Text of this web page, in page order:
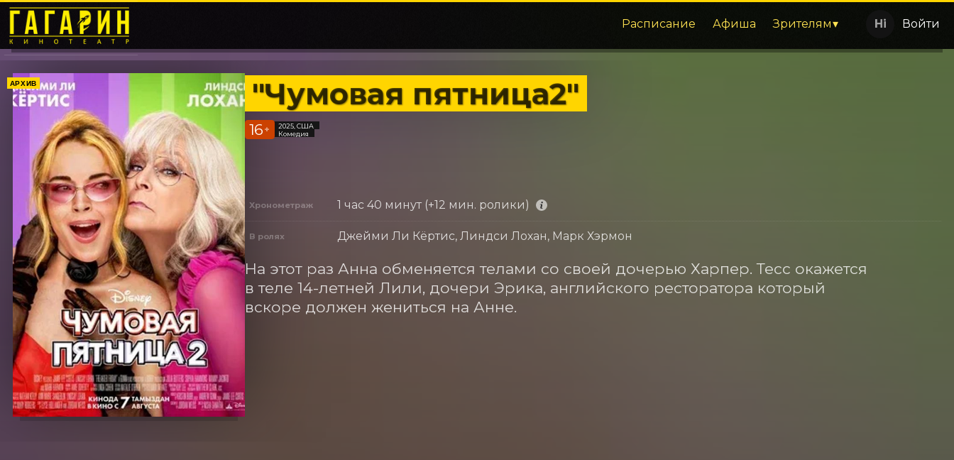
Расписание Афиша Зрителям Войти
АРХИВ "Чумовая пятница2"
16 +
2025, США
Комедия
Хронометраж 1 час 40 минут (+12 мин. ролики)
В ролях Джейми Ли Кёртис, Линдси Лохан, Марк Хэрмон
На этот раз Анна обменяется телами со своей дочерью Харпер. Тесс окажется
в теле 14-летней Лили, дочери Эрика, английского ресторатора который
вскоре должен жениться на Анне.